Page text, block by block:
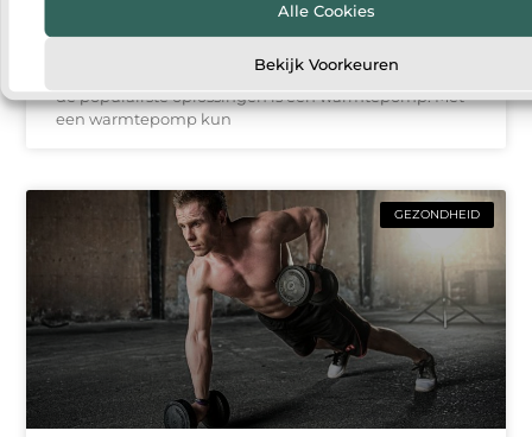
Alle Cookies
Bekijk Voorkeuren
om hun woning energiezuiniger te maken. Een van
de populairste oplossingen is een warmtepomp. Met
een warmtepomp kun
GEZONDHEID